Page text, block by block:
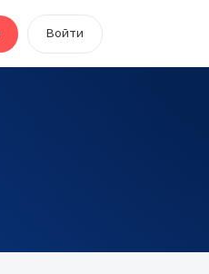
Войти